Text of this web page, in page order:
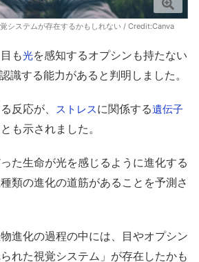
システムが存在するかもしれない / Credit:Canva
も光を感知するオプシンも持たない
識する能力があると判明しました。
反応が、 ストレスに関係する遺伝子
も示されました。
た生命が光を感じるように進化する
類の進化の道筋があることを予測さ
進化の過程の中には、目やオプシン
れた視覚システム」が存在したかも